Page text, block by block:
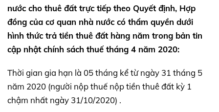
nước cho thuê đất trực tiếp theo Quyết định, Hợp
đồng của cơ quan nhà nước có thẩm quyền dưới
hình thức trả tiền thuê đất hàng năm trong bản tin
cập nhật chính sách thuế tháng 4 năm 2020:
Thời gian gia hạn là 05 tháng kể từ ngày 31 tháng 5
năm 2020 (người nộp thuế nộp tiền thuê đất kỳ 1
chậm nhất ngày 31/10/2020) .